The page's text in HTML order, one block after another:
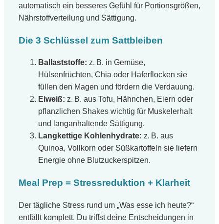
automatisch ein besseres Gefühl für Portionsgrößen,
Nährstoffverteilung und Sättigung.
Die 3 Schlüssel zum Sattbleiben
Ballaststoffe: z. B. in Gemüse,
Hülsenfrüchten, Chia oder Haferflocken sie
füllen den Magen und fördern die Verdauung.
Eiweiß: z. B. aus Tofu, Hähnchen, Eiern oder
pflanzlichen Shakes wichtig für Muskelerhalt
und langanhaltende Sättigung.
Langkettige Kohlenhydrate: z. B. aus
Quinoa, Vollkorn oder Süßkartoffeln sie liefern
Energie ohne Blutzuckerspitzen.
Meal Prep = Stressreduktion + Klarheit
Der tägliche Stress rund um „Was esse ich heute?“
entfällt komplett. Du triffst deine Entscheidungen in